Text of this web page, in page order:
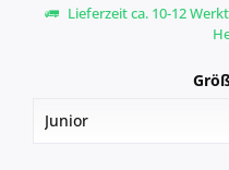
Lieferzeit ca. 10-12